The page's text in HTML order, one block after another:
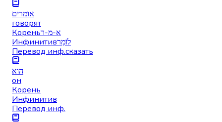
אומרים
говорят
Кореньא-מ-ר
Инфинитивלוֹמַר
Перевод инф.сказать
הוא
он
Корень
Инфинитив
Перевод инф.